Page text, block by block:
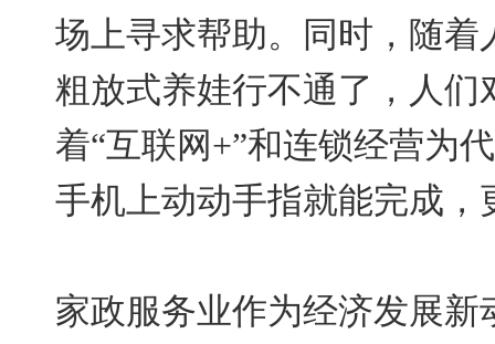
场上寻求帮助。同时，随着
粗放式养娃行不通了，人
着“互联网+”和连锁经营为
手机上动动手指就能完成
家政服务业作为经济发展